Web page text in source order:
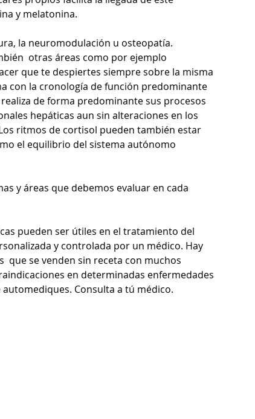
y melatonina.
la neuromodulación u osteopatía.
otras áreas como por ejemplo
que te despiertes siempre sobre la misma
con la cronología de función predominante
de forma predominante sus procesos
hepáticas aun sin alteraciones en los
ritmos de cortisol pueden también estar
el equilibrio del sistema autónomo
y áreas que debemos evaluar en cada
pueden ser útiles en el tratamiento del
y controlada por un médico. Hay
que se venden sin receta con muchos
en determinadas enfermedades
Consulta a tú médico.